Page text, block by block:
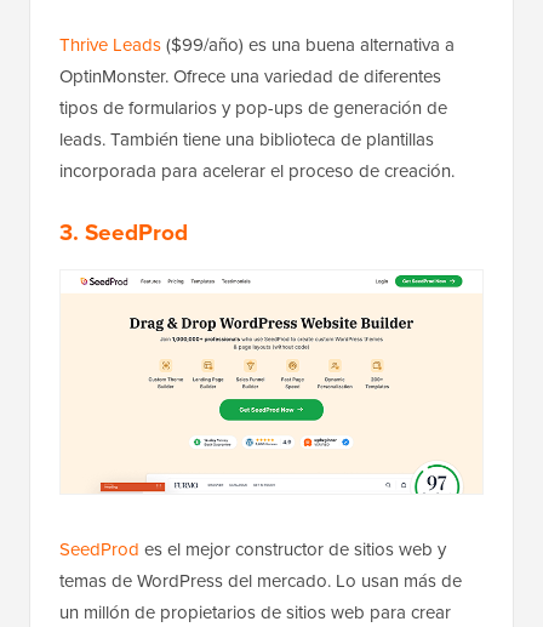
Thrive Leads($99/año) es una buena alternativa a
OptinMonster. Ofrece una variedad de diferentes
tipos de formularios y pop-ups de generación de
leads. También tiene una biblioteca de plantillas
incorporada para acelerar el proceso de creación.
3. SeedProd
SeedProd es el mejor constructor de sitios web y
temas de WordPress del mercado. Lo usan más de
un millón de propietarios de sitios web para crear